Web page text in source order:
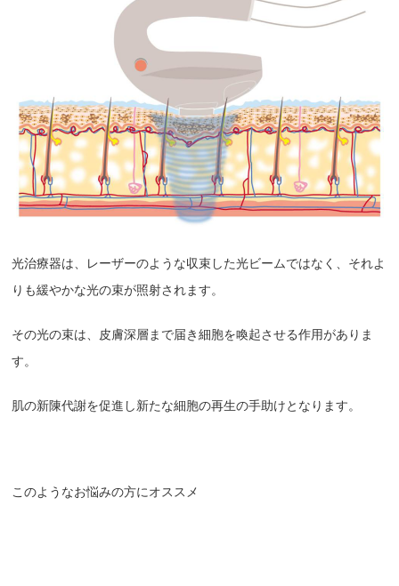
光治療器は、レーザーのような収束した光ビームではなく、それよ
りも緩やかな光の束が照射されます。
その光の束は、皮膚深層まで届き細胞を喚起させる作用がありま
す。
肌の新陳代謝を促進し新たな細胞の再生の手助けとなります。
このようなお悩みの方にオススメ